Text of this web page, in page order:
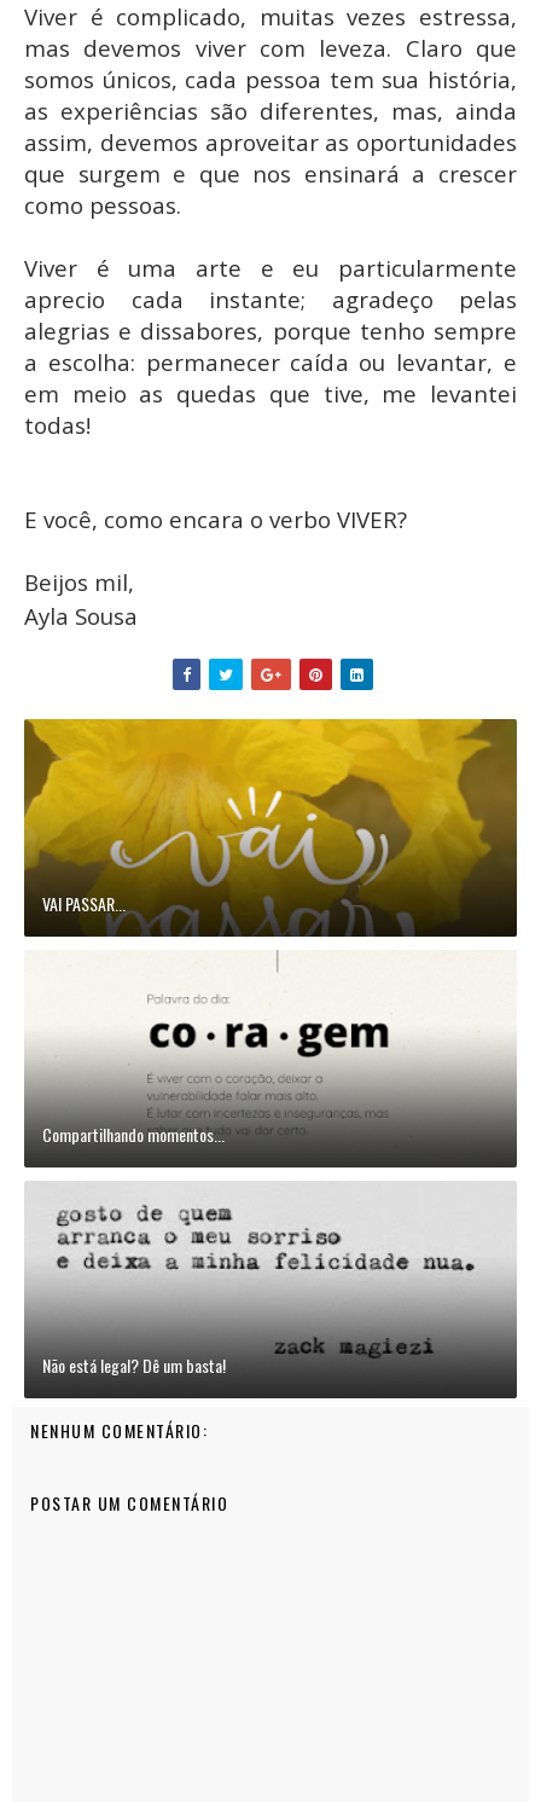
Viver é complicado, muitas vezes estressa,
mas devemos viver com leveza. Claro que
somos únicos, cada pessoa tem sua história,
as experiências são diferentes, mas, ainda
assim, devemos aproveitar as oportunidades
que surgem e que nos ensinará a crescer
como pessoas.
Viver é uma arte e eu particularmente
aprecio cada instante; agradeço pelas
alegrias e dissabores, porque tenho sempre
a escolha: permanecer caída ou levantar, e
em meio as quedas que tive, me levantei
todas!
E você, como encara o verbo VIVER?
Beijos mil,
Ayla Sousa
VAI PASSAR...
Compartilhando momentos...
Não está legal? Dê um basta!
NENHUM COMENTÁRIO:
POSTAR UM COMENTÁRIO